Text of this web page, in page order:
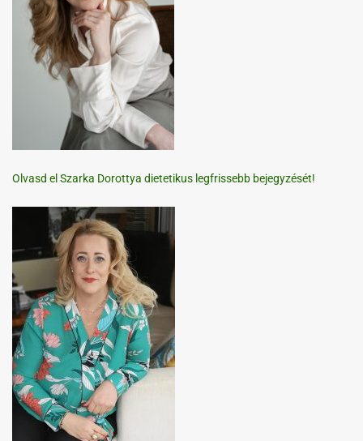
Olvasd el Szarka Dorottya dietetikus legfrissebb bejegyzését!